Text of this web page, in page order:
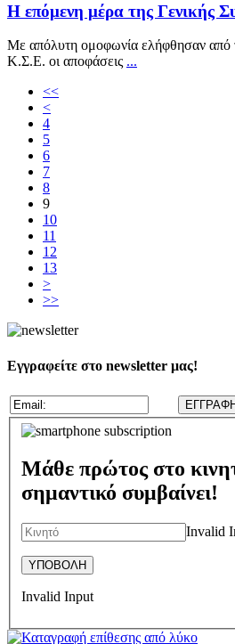
Η επόμενη μέρα της Γενικής
Με απόλυτη ομοφωνία ελήφθησαν από
Κ.Σ.Ε. οι αποφάσεις ...
<<
<
4
5
6
7
8
9
10
11
12
13
>
>>
Εγγραφείτε στο newsletter μας!
Μάθε πρώτος στο
σημαντικό συμβαίνει!
Invalid
Invalid Input